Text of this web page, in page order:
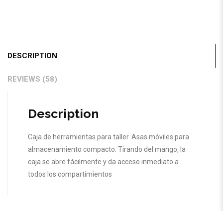
DESCRIPTION
REVIEWS (58)
Description
Caja de herramientas para taller. Asas móviles para
almacenamiento compacto. Tirando del mango, la
caja se abre fácilmente y da acceso inmediato a
todos los compartimientos